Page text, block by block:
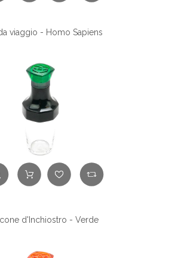
viaggio - Homo Sapiens
d'Inchiostro - Verde